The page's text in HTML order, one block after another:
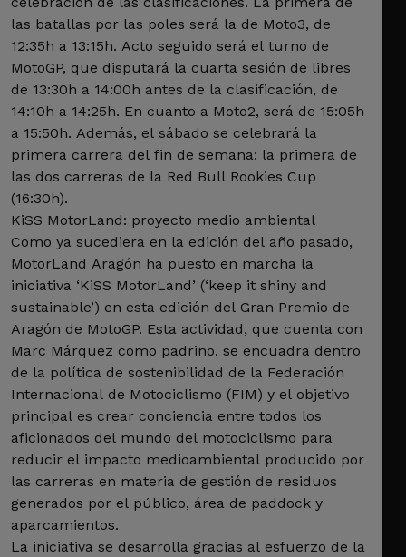
las batallas por las poles será la de Moto3, de
12:35h a 13:15h. Acto seguido será el turno de
MotoGP, que disputará la cuarta sesión de libres
de 13:30h a 14:00h antes de la clasificación, de
14:10h a 14:25h. En cuanto a Moto2, será de 15:05h
a 15:50h. Además, el sábado se celebrará la
primera carrera del fin de semana: la primera de
las dos carreras de la Red Bull Rookies Cup
(16:30h).
KiSS MotorLand: proyecto medio ambiental
Como ya sucediera en la edición del año pasado,
MotorLand Aragón ha puesto en marcha la
iniciativa ‘KiSS MotorLand’ (‘keep it shiny and
sustainable’) en esta edición del Gran Premio de
Aragón de MotoGP. Esta actividad, que cuenta con
Marc Márquez como padrino, se encuadra dentro
de la política de sostenibilidad de la Federación
Internacional de Motociclismo (FIM) y el objetivo
principal es crear conciencia entre todos los
aficionados del mundo del motociclismo para
reducir el impacto medioambiental producido por
las carreras en materia de gestión de residuos
generados por el público, área de paddock y
aparcamientos.
La iniciativa se desarrolla gracias al esfuerzo de la